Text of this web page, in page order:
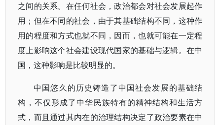
之间的关系。在任何社会，政治都会对社会发展起作
用；但在不同的社会，由于其基础结构不同，这种作
用的程度和方式也就不同，因而，也就可能在一定程
度上影响这个社会建设现代国家的基础与逻辑。在中
国，这种影响是比较明显的。
中国悠久的历史铸造了中国社会发展的基础结
构，不仅形成了中华民族特有的精神结构和生活方
式，而且通过其内在的治理结构决定了政治要素在中